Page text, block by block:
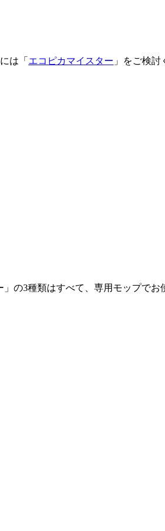
は「 エコピカマイスター 」をご検討
」の3種類はすべて、専用モップでお